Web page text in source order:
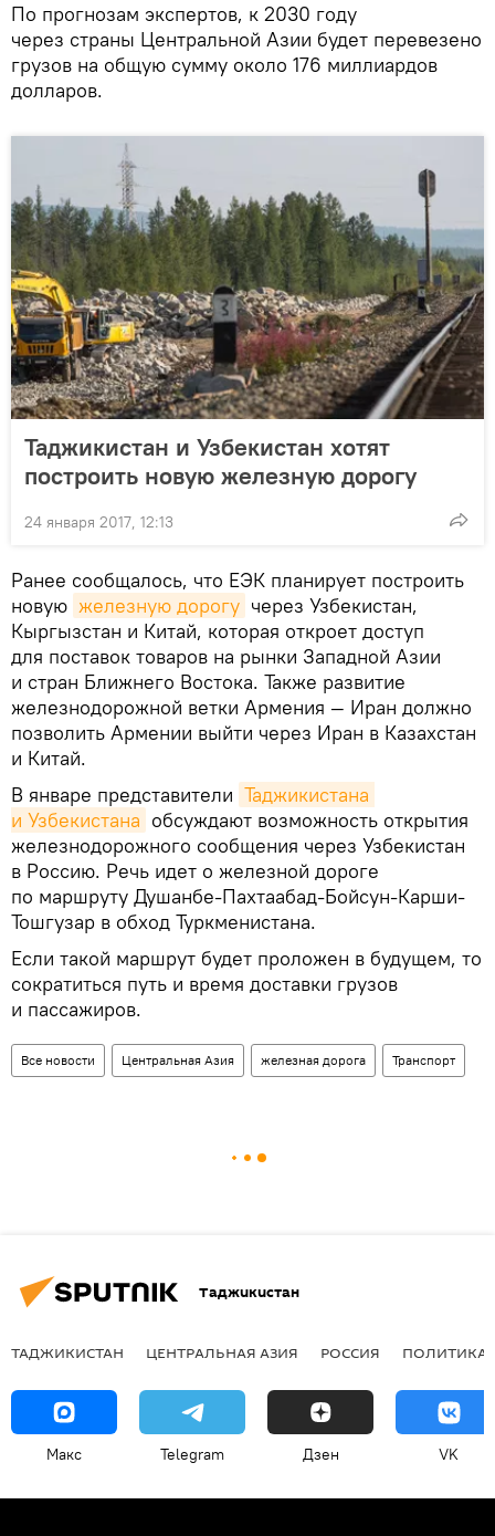
По прогнозам экспертов, к 2030 году
через страны Центральной Азии будет перевезено
грузов на общую сумму около 176 миллиардов
долларов.
Таджикистан и Узбекистан хотят
построить новую железную дорогу
24 января 2017, 12:13
Ранее сообщалось, что ЕЭК планирует построить
новую железную дорогу через Узбекистан,
Кыргызстан и Китай, которая откроет доступ
для поставок товаров на рынки Западной Азии
и стран Ближнего Востока. Также развитие
железнодорожной ветки Армения — Иран должно
позволить Армении выйти через Иран в Казахстан
и Китай.
В январе представители Таджикистана
и Узбекистана обсуждают возможность открытия
железнодорожного сообщения через Узбекистан
в Россию. Речь идет о железной дороге
по маршруту Душанбе-Пахтаабад-Бойсун-Карши-
Тошгузар в обход Туркменистана.
Если такой маршрут будет проложен в будущем, то
сократиться путь и время доставки грузов
и пассажиров.
Все новости Центральная Азия железная дорога Транспорт
Таджикистан
ТАДЖИКИСТАН ЦЕНТРАЛЬНАЯ АЗИЯ РОССИЯ ПОЛИТИКА
Макс Telegram Дзен VK